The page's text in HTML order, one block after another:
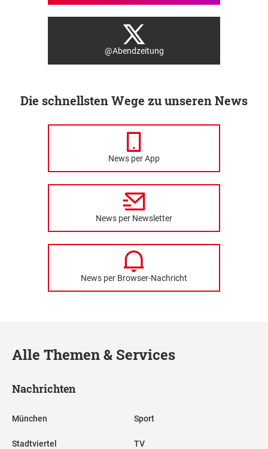
@Abendzeitung
Die schnellsten Wege zu unseren News
News per App
News per Newsletter
News per Browser-Nachricht
Alle Themen & Services
Nachrichten
München
Stadtviertel
Sport
TV